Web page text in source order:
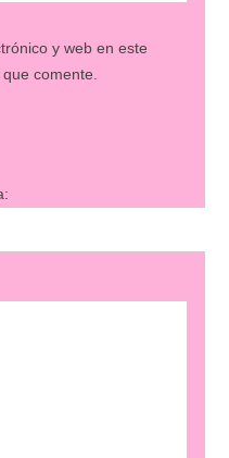
y web en este
comente.